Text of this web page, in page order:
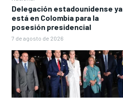
Delegación estadounidense ya
está en Colombia para la
posesión presidencial
7 de agosto de 2026